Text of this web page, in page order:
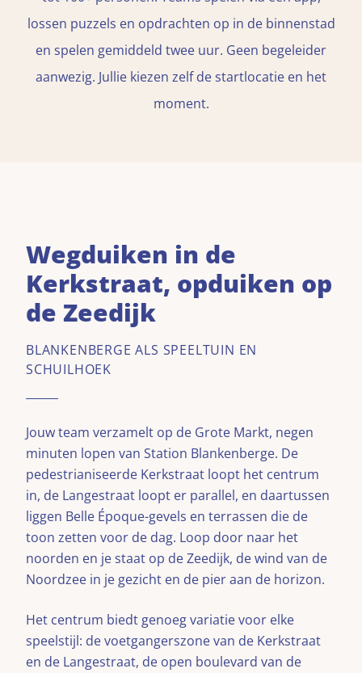
lossen puzzels en opdrachten op in de binnenstad
en spelen gemiddeld twee uur. Geen begeleider
aanwezig. Jullie kiezen zelf de startlocatie en het
moment.
Wegduiken in de
Kerkstraat, opduiken op
de Zeedijk
BLANKENBERGE ALS SPEELTUIN EN
SCHUILHOEK
Jouw team verzamelt op de Grote Markt, negen
minuten lopen van Station Blankenberge. De
pedestrianiseerde Kerkstraat loopt het centrum
in, de Langestraat loopt er parallel, en daartussen
liggen Belle Époque-gevels en terrassen die de
toon zetten voor de dag. Loop door naar het
noorden en je staat op de Zeedijk, de wind van de
Noordzee in je gezicht en de pier aan de horizon.
Het centrum biedt genoeg variatie voor elke
speelstijl: de voetgangerszone van de Kerkstraat
en de Langestraat, de open boulevard van de